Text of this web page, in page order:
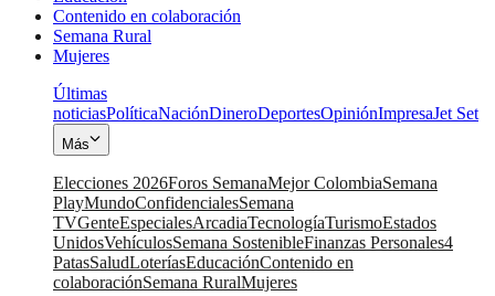
Contenido en colaboración
Semana Rural
Mujeres
Últimas
noticiasPolíticaNaciónDineroDeportesOpiniónImpresaJet Set
Más
Elecciones 2026Foros SemanaMejor ColombiaSemana
PlayMundoConfidencialesSemana
TVGenteEspecialesArcadiaTecnologíaTurismoEstados
UnidosVehículosSemana SostenibleFinanzas Personales4
PatasSaludLoteríasEducaciónContenido en
colaboraciónSemana RuralMujeres